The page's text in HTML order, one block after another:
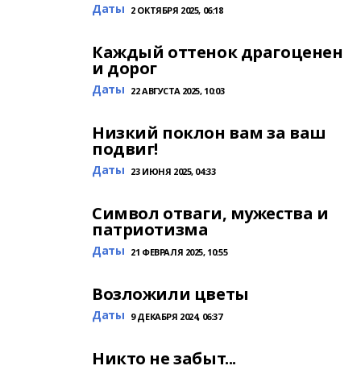
Даты 2 ОКТЯБРЯ 2025, 06:18
Каждый оттенок драгоценен
и дорог
Даты 22 АВГУСТА 2025, 10:03
Низкий поклон вам за ваш
подвиг!
Даты 23 ИЮНЯ 2025, 04:33
Символ отваги, мужества и
патриотизма
Даты 21 ФЕВРАЛЯ 2025, 10:55
Возложили цветы
Даты 9 ДЕКАБРЯ 2024, 06:37
Никто не забыт...